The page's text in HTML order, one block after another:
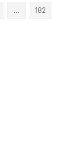
… Page
182